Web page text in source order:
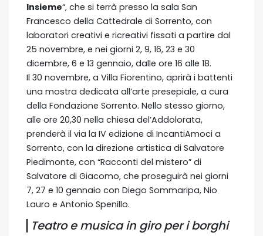
Insieme“, che si terrà presso la sala San
Francesco della Cattedrale di Sorrento, con
laboratori creativi e ricreativi fissati a partire dal
25 novembre, e nei giorni 2, 9, 16, 23 e 30
dicembre, 6 e 13 gennaio, dalle ore 16 alle 18.
Il 30 novembre, a Villa Fiorentino, aprirà i battenti
una mostra dedicata all’arte presepiale, a cura
della Fondazione Sorrento. Nello stesso giorno,
alle ore 20,30 nella chiesa del’Addolorata,
prenderà il via la IV edizione di IncantiAmoci a
Sorrento, con la direzione artistica di Salvatore
Piedimonte, con “Racconti del mistero” di
Salvatore di Giacomo, che proseguirà nei giorni
7, 27 e 10 gennaio con Diego Sommaripa, Nio
Lauro e Antonio Spenillo.
Teatro e musica in giro per i borghi